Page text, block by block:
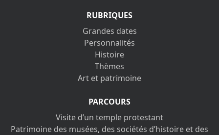
RUBRIQUES
Grandes dates
Personnalités
Histoire
Thèmes
Art et patrimoine
PARCOURS
Visite d’un temple protestant
Patrimoine des musées, des sociétés d’histoire et des